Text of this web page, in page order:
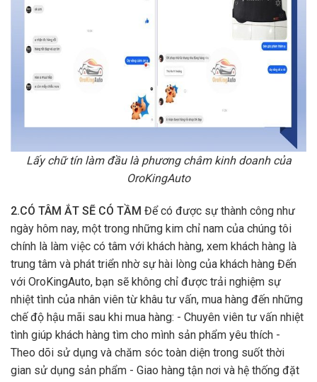
Lấy chữ tín làm đầu là phương châm kinh doanh của
OroKingAuto
2.CÓ TÂM ẮT SẼ CÓ TẦM Để có được sự thành công như
ngày hôm nay, một trong những kim chỉ nam của chúng tôi
chính là làm việc có tâm với khách hàng, xem khách hàng là
trung tâm và phát triển nhờ sự hài lòng của khách hàng Đến
với OroKingAuto, bạn sẽ không chỉ được trải nghiệm sự
nhiệt tình của nhân viên từ khâu tư vấn, mua hàng đến những
chế độ hậu mãi sau khi mua hàng: - Chuyên viên tư vấn nhiệt
tình giúp khách hàng tìm cho mình sản phẩm yêu thích -
Theo dõi sử dụng và chăm sóc toàn diện trong suốt thời
gian sử dụng sản phẩm - Giao hàng tận nơi và hệ thống đặt